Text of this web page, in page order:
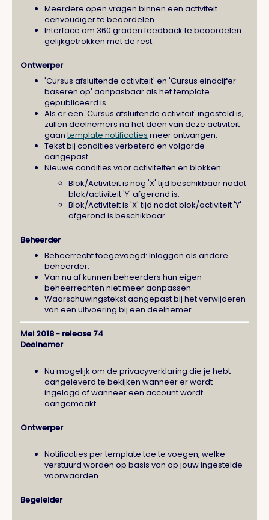
Meerdere open vragen binnen een activiteit
eenvoudiger te beoordelen.
Interface om 360 graden feedback te beoordelen
gelijkgetrokken met de rest.
Ontwerper
'Cursus afsluitende activiteit' en 'Cursus eindcijfer
baseren op' aanpasbaar als het template
gepubliceerd is.
Als er een 'Cursus afsluitende activiteit' ingesteld is,
zullen deelnemers na het doen van deze activiteit
gaantemplate notificaties meer ontvangen.
Tekst bij condities verbeterd en volgorde
aangepast.
Nieuwe condities voor activiteiten en blokken:
Blok/Activiteit is nog 'X' tijd beschikbaar nadat
blok/activiteit 'Y' afgerond is.
Blok/Activiteit is 'X' tijd nadat blok/activiteit 'Y'
afgerond is beschikbaar.
Beheerder
Beheerrecht toegevoegd: Inloggen als andere
beheerder.
Van nu af kunnen beheerders hun eigen
beheerrechten niet meer aanpassen.
Waarschuwingstekst aangepast bij het verwijderen
van een uitvoering bij een deelnemer.
Mei 2018 - release 74
Deelnemer
Nu mogelijk om de privacyverklaring die je hebt
aangeleverd te bekijken wanneer er wordt
ingelogd of wanneer een account wordt
aangemaakt.
Ontwerper
Notificaties per template toe te voegen, welke
verstuurd worden op basis van op jouw ingestelde
voorwaarden.
Begeleider